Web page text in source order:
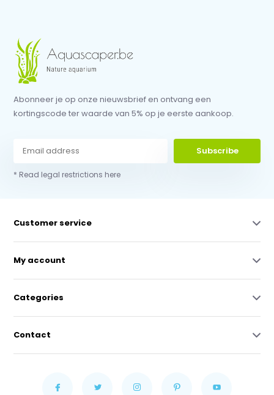
Abonneer je op onze nieuwsbrief en ontvang een
kortingscode ter waarde van 5% op je eerste aankoop.
Subscribe
* Read legal restrictions here
Customer service
My account
Categories
Contact